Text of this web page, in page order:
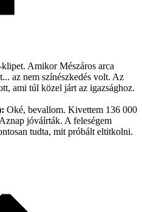
Amikor Mészáros arca
az nem színészkedés volt. Az
ami túl közel járt az igazsághoz.
Oké, bevallom. Kivettem 136 000
jóváírták. A feleségem
tudta, mit próbált eltitkolni.